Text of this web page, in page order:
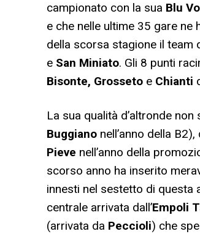
campionato con la sua Blu
e che nelle ultime 35 gare
della scorsa stagione il team
e San Miniato. Gli 8 punti
Bisonte, Grosseto e Chianti
La sua qualità d’altronde
Buggiano nell’anno della
Pieve nell’anno della
scorso anno ha inserito
innesti nel sestetto di questa
centrale arrivata dall’Empoli
(arrivata da Peccioli) che